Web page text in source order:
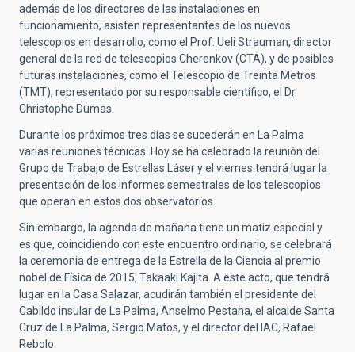
además de los directores de las instalaciones en
funcionamiento, asisten representantes de los nuevos
telescopios en desarrollo, como el Prof. Ueli Strauman, director
general de la red de telescopios Cherenkov (CTA), y de posibles
futuras instalaciones, como el Telescopio de Treinta Metros
(TMT), representado por su responsable científico, el Dr.
Christophe Dumas.
Durante los próximos tres días se sucederán en La Palma
varias reuniones técnicas. Hoy se ha celebrado la reunión del
Grupo de Trabajo de Estrellas Láser y el viernes tendrá lugar la
presentación de los informes semestrales de los telescopios
que operan en estos dos observatorios.
Sin embargo, la agenda de mañana tiene un matiz especial y
es que, coincidiendo con este encuentro ordinario, se celebrará
la ceremonia de entrega de la Estrella de la Ciencia al premio
nobel de Física de 2015, Takaaki Kajita. A este acto, que tendrá
lugar en la Casa Salazar, acudirán también el presidente del
Cabildo insular de La Palma, Anselmo Pestana, el alcalde Santa
Cruz de La Palma, Sergio Matos, y el director del IAC, Rafael
Rebolo.